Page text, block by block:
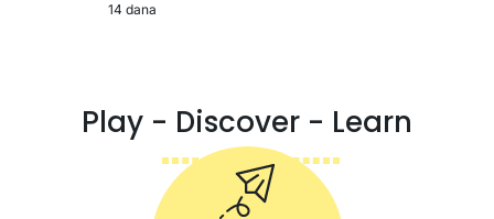
14 dana
Play - Discover - Learn